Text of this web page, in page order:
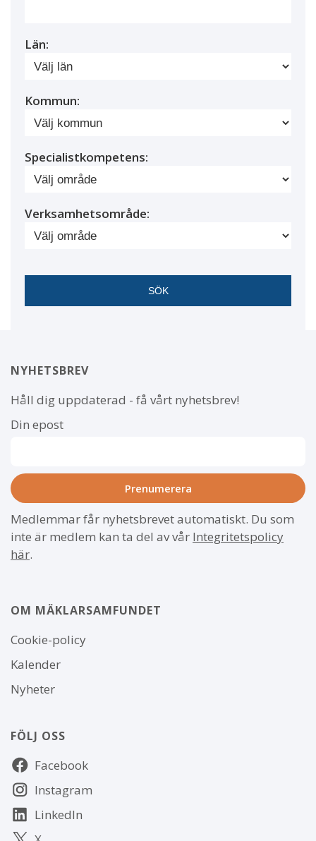
Län:
Kommun:
Specialistkompetens:
Verksamhetsområde:
NYHETSBREV
Håll dig uppdaterad - få vårt nyhetsbrev!
Din epost
Medlemmar får nyhetsbrevet automatiskt. Du som
inte är medlem kan ta del av vår Integritetspolicy
här.
OM MÄKLARSAMFUNDET
Om
webbplatsen
Cookie-policy
Kalender
Nyheter
FÖLJ OSS
Följ
oss Facebook
Instagram
LinkedIn